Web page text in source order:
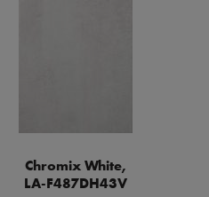
Chromix White,
LA-F487DH43V